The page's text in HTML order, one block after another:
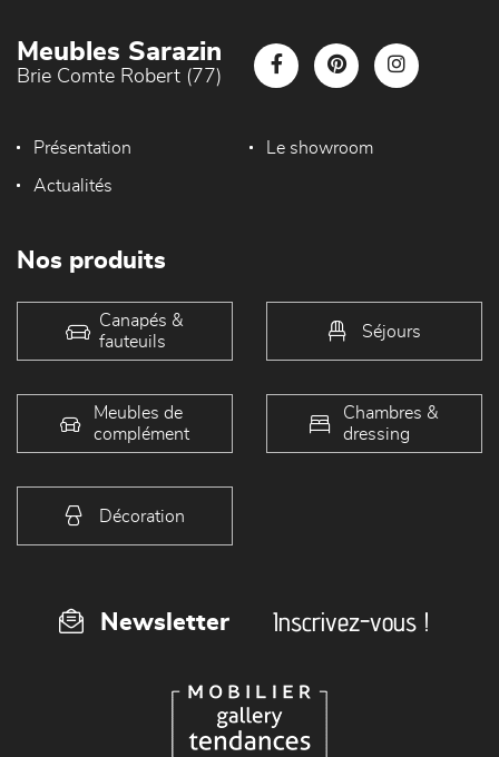
Meubles Sarazin
Brie Comte Robert (77)
Présentation Le showroom
Actualités
Nos produits
Canapés &
fauteuils
Séjours
Meubles de
complément
Chambres &
dressing
Décoration
Newsletter Inscrivez-vous !